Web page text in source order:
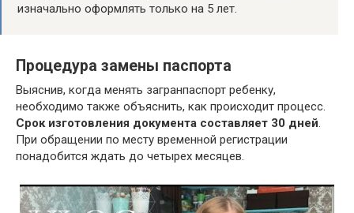
изначально оформлять только на 5 лет.
Процедура замены паспорта
Выяснив, когда менять загранпаспорт ребенку,
необходимо также объяснить, как происходит процесс.
Срок изготовления документа составляет 30 дней.
При обращении по месту временной регистрации
понадобится ждать до четырех месяцев.